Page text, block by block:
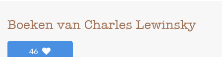
Boeken van Charles Lewinsky
46